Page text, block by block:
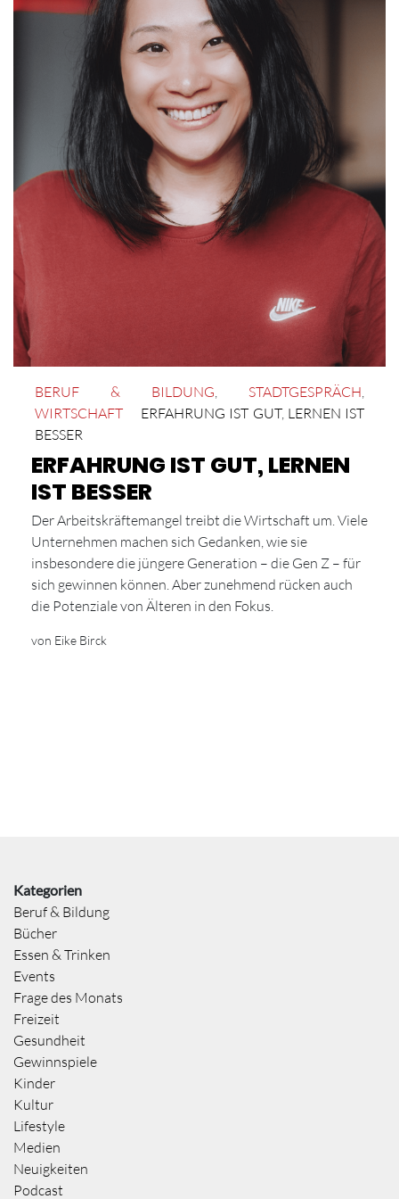
BERUF & BILDUNG, STADTGESPRÄCH,
WIRTSCHAFT
ERFAHRUNG IST GUT, LERNEN IST
BESSER
ERFAHRUNG IST GUT, LERNEN
IST BESSER
Der Arbeitskräftemangel treibt die Wirtschaft um. Viele
Unternehmen machen sich Gedanken, wie sie
insbesondere die jüngere Generation – die Gen Z – für
sich gewinnen können. Aber zunehmend rücken auch
die Potenziale von Älteren in den Fokus.
von Eike Birck
Kategorien
Beruf & Bildung
Bücher
Essen & Trinken
Events
Frage des Monats
Freizeit
Gesundheit
Gewinnspiele
Kinder
Kultur
Lifestyle
Medien
Neuigkeiten
Podcast